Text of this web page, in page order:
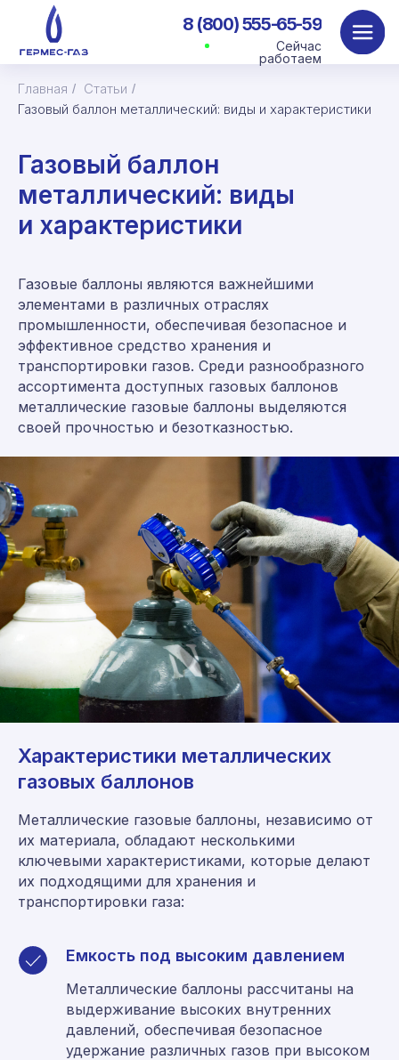
8 (800) 555-65-59
Сейчас
работаем
Главная / Статьи /
Газовый баллон металлический: виды и характеристики
Газовый баллон
металлический: виды
и характеристики
Газовые баллоны являются важнейшими
элементами в различных отраслях
промышленности, обеспечивая безопасное и
эффективное средство хранения и
транспортировки газов. Среди разнообразного
ассортимента доступных газовых баллонов
металлические газовые баллоны выделяются
своей прочностью и безотказностью.
Характеристики металлических
газовых баллонов
Металлические газовые баллоны, независимо от
их материала, обладают несколькими
ключевыми характеристиками, которые делают
их подходящими для хранения и
транспортировки газа:
Емкость под высоким давлением
Металлические баллоны рассчитаны на
выдерживание высоких внутренних
давлений, обеспечивая безопасное
удержание различных газов при высоком